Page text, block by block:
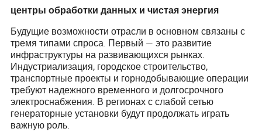
центры обработки данных и чистая энергия
Будущие возможности отрасли в основном связаны с
тремя типами спроса. Первый — это развитие
инфраструктуры на развивающихся рынках.
Индустриализация, городское строительство,
транспортные проекты и горнодобывающие операции
требуют надежного временного и долгосрочного
электроснабжения. В регионах с слабой сетью
генераторные установки будут продолжать играть
важную роль.